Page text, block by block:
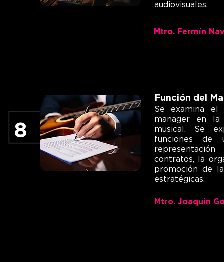
audiovisuales.
Mtro. Fermín
Función del
Se examina el
manager en
musical. Se
funciones de
contratos, la
promoción de
estratégicas.
8
Mtro. Joaquin